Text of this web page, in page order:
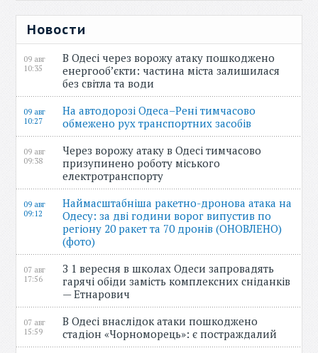
Новости
09 авг
10:35
В Одесі через ворожу атаку пошкоджено
енергооб’єкти: частина міста залишилася
без світла та води
09 авг
10:27
На автодорозі Одеса–Рені тимчасово
обмежено рух транспортних засобів
09 авг
09:38
Через ворожу атаку в Одесі тимчасово
призупинено роботу міського
електротранспорту
09 авг
09:12
Наймасштабніша ракетно-дронова атака на
Одесу: за дві години ворог випустив по
регіону 20 ракет та 70 дронів (ОНОВЛЕНО)
(фото)
07 авг
17:56
З 1 вересня в школах Одеси запровадять
гарячі обіди замість комплексних сніданків
— Етнарович
07 авг
15:59
В Одесі внаслідок атаки пошкоджено
стадіон «Чорноморець»: є постраждалий